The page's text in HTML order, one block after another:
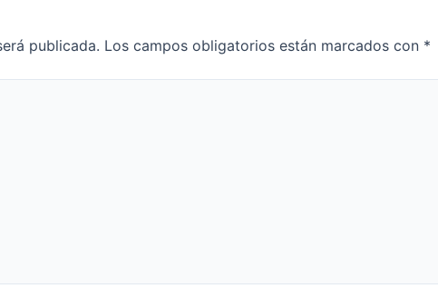
publicada. Los campos obligatorios están marcados con *